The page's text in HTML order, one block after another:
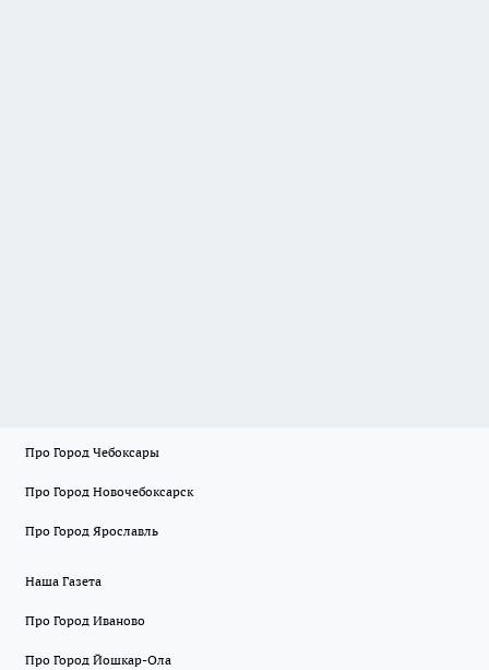
Про Город Чебоксары
Про Город Новочебоксарск
Про Город Ярославль
Наша Газета
Про Город Иваново
Про Город Йошкар-Ола